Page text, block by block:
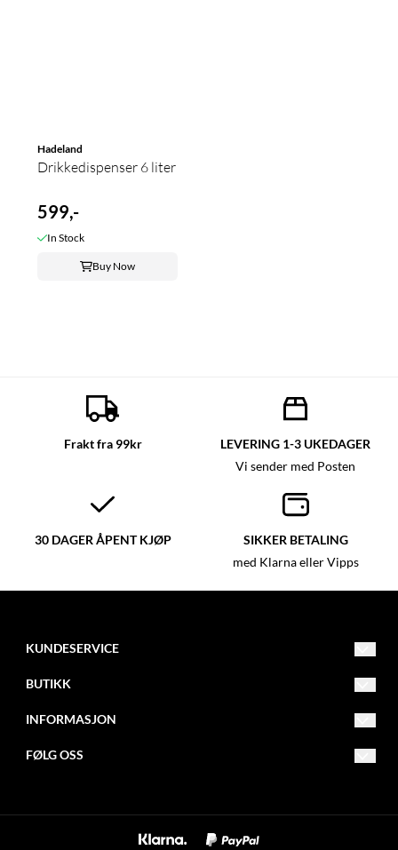
Hadeland
Drikkedispenser 6 liter
599,-
In Stock
Buy Now
Frakt fra 99kr LEVERING 1-3 UKEDAGER
Vi sender med Posten
30 DAGER ÅPENT KJØP SIKKER BETALING
med Klarna eller Vipps
KUNDESERVICE
post@glassmagasinet.com
6700 Måløy
BUTIKK
Logg inn
INFORMASJON
Nyhetsbrev
FØLG OSS